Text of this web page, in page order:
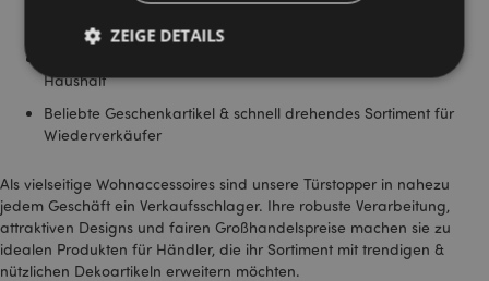
Moderne & dekorative Türstopper für jede Inneneinrichtung
Haushalt
Beliebte Geschenkartikel & schnell drehendes Sortiment für
Wiederverkäufer
Als vielseitige Wohnaccessoires sind unsere Türstopper in nahezu
jedem Geschäft ein Verkaufsschlager. Ihre robuste Verarbeitung,
attraktiven Designs und fairen Großhandelspreise machen sie zu
idealen Produkten für Händler, die ihr Sortiment mit trendigen &
nützlichen Dekoartikeln erweitern möchten.
ZEIGE DETAILS
Unbedingt notwendige
Leistungs
Streng-notwendige-Cookies ermöglichen
Kernfunktionen der Website wie die
Benutzeranmeldung und die Kontoverwaltung.
Ohne unbedingt notwendige cookies kann die
Website nicht richtig genutzt werden.